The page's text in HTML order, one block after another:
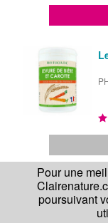
Pour une
poursuivant